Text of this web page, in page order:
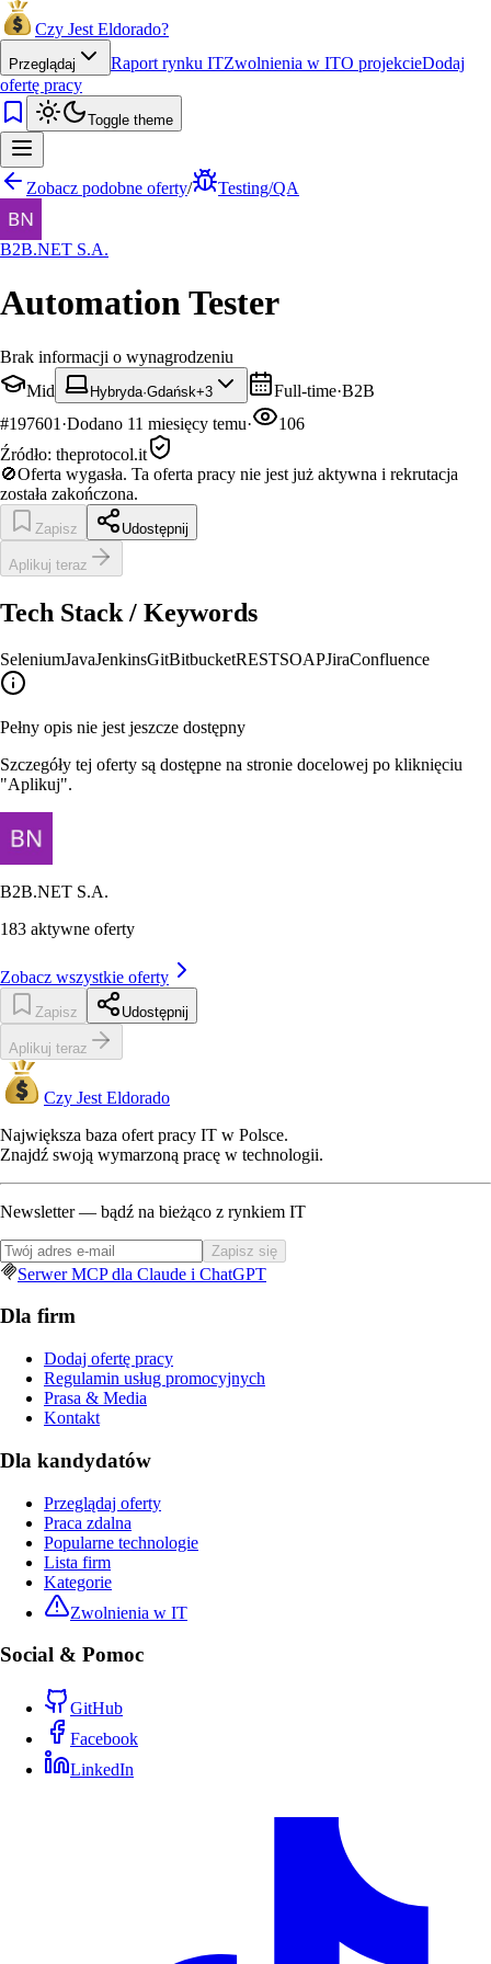
Czy Jest Eldorado?
Przeglądaj Raport rynku ITZwolnienia w ITO projekcieDodaj
ofertę pracy
Toggle theme
Zobacz podobne oferty/ Testing/QA
B2B.NET S.A.
Automation Tester
Brak informacji o wynagrodzeniu
Mid
Hybryda·Gdańsk+3 Full-time·B2B
#197601 ·Dodano 11 miesięcy temu·
106
Źródło: theprotocol.it
🚫Oferta wygasła. Ta oferta pracy nie jest już aktywna i rekrutacja
została zakończona.
Zapisz Udostępnij
Aplikuj teraz
Tech Stack / Keywords
SeleniumJavaJenkinsGitBitbucketRESTSOAPJiraConfluence
Pełny opis nie jest jeszcze dostępny
Szczegóły tej oferty są dostępne na stronie docelowej po kliknięciu
"Aplikuj".
B2B.NET S.A.
183 aktywne oferty
Zobacz wszystkie oferty
Zapisz Udostępnij
Aplikuj teraz
Czy Jest Eldorado
Największa baza ofert pracy IT w Polsce.
Znajdź swoją wymarzoną pracę w technologii.
Newsletter — bądź na bieżąco z rynkiem IT
Zapisz się
Serwer MCP dla Claude i ChatGPT
Dla firm
Dodaj ofertę pracy
Regulamin usług promocyjnych
Prasa & Media
Kontakt
Dla kandydatów
Przeglądaj oferty
Praca zdalna
Popularne technologie
Lista firm
Kategorie
Zwolnienia w IT
Social & Pomoc
GitHub
Facebook
LinkedIn